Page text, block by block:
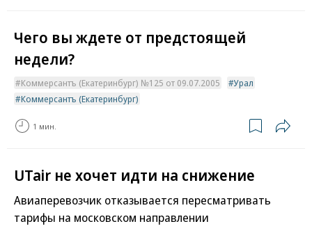
Чего вы ждете от предстоящей
недели?
Коммерсантъ (Екатеринбург) №125 от 09.07.2005
Урал
Коммерсантъ (Екатеринбург)
1 мин.
UTair не хочет идти на снижение
Авиаперевозчик отказывается пересматривать
тарифы на московском направлении